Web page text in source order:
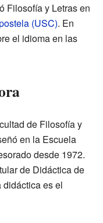
Filosofía y Letras en
(USC). En
el idioma en las
de Filosofía y
en la Escuela
desde 1972.
de Didáctica de
didáctica es el